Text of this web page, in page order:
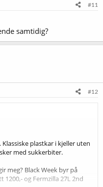
#11
samtidig?
#12
plastkar i kjeller uten
med sukkerbiter.
meg? Black Week byr på
1200,- og Fermzilla 27L 2nd